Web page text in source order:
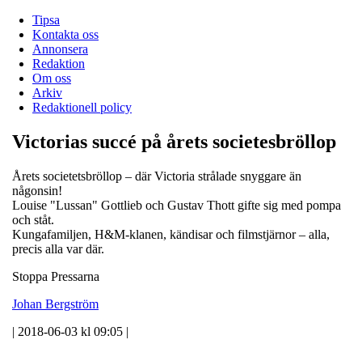
Tipsa
Kontakta oss
Annonsera
Redaktion
Om oss
Arkiv
Redaktionell policy
Victorias succé på årets societesbröllop
Årets societetsbröllop – där Victoria strålade snyggare än
någonsin!
Louise "Lussan" Gottlieb och Gustav Thott gifte sig med pompa
och ståt.
Kungafamiljen, H&M-klanen, kändisar och filmstjärnor – alla,
precis alla var där.
Stoppa Pressarna
Johan Bergström
| 2018-06-03 kl 09:05 |